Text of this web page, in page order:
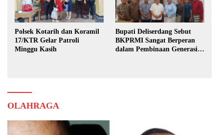
Polsek Kotarih dan Koramil
17/KTR Gelar Patroli
Minggu Kasih
Bupati Deliserdang Sebut
BKPRMI Sangat Berperan
dalam Pembinaan Generasi
OLAHRAGA